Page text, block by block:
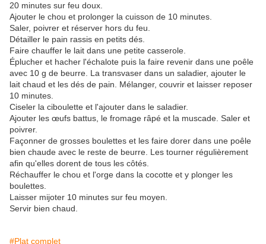
20 minutes sur feu doux.
Ajouter le chou et prolonger la cuisson de 10 minutes.
Saler, poivrer et réserver hors du feu.
Détailler le pain rassis en petits dés.
Faire chauffer le lait dans une petite casserole.
Éplucher et hacher l'échalote puis la faire revenir dans une poêle
avec 10 g de beurre. La transvaser dans un saladier, ajouter le
lait chaud et les dés de pain. Mélanger, couvrir et laisser reposer
10 minutes.
Ciseler la ciboulette et l'ajouter dans le saladier.
Ajouter les œufs battus, le fromage râpé et la muscade. Saler et
poivrer.
Façonner de grosses boulettes et les faire dorer dans une poêle
bien chaude avec le reste de beurre. Les tourner régulièrement
afin qu'elles dorent de tous les côtés.
Réchauffer le chou et l'orge dans la cocotte et y plonger les
boulettes.
Laisser mijoter 10 minutes sur feu moyen.
Servir bien chaud.
#Plat complet